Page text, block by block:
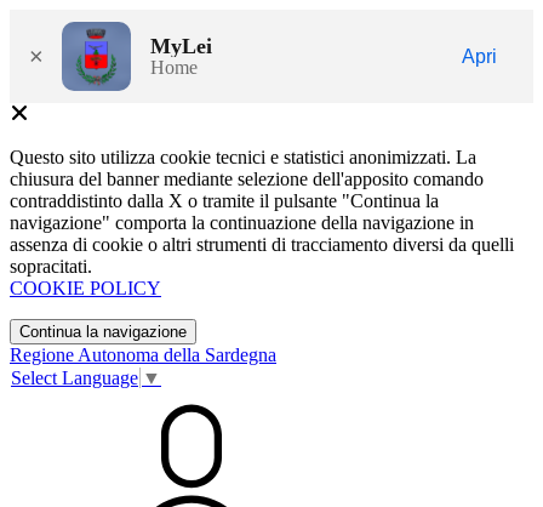
× MyLei
Home
Apri
Questo sito utilizza cookie tecnici e statistici anonimizzati. La
chiusura del banner mediante selezione dell'apposito comando
contraddistinto dalla X o tramite il pulsante "Continua la
navigazione" comporta la continuazione della navigazione in
assenza di cookie o altri strumenti di tracciamento diversi da quelli
sopracitati.
COOKIE POLICY
Continua la navigazione
Regione Autonoma della Sardegna
Select Language ▼